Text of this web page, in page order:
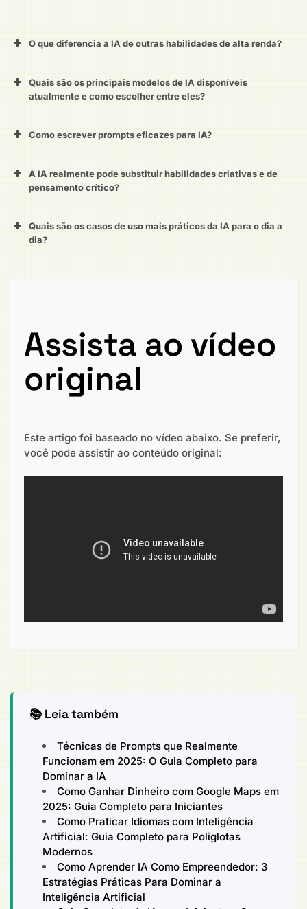
O que diferencia a IA de outras habilidades de alta renda?
Quais são os principais modelos de IA disponíveis
atualmente e como escolher entre eles?
Como escrever prompts eficazes para IA?
A IA realmente pode substituir habilidades criativas e de
pensamento crítico?
Quais são os casos de uso mais práticos da IA para o dia a
dia?
Assista ao vídeo
original
Este artigo foi baseado no vídeo abaixo. Se preferir,
você pode assistir ao conteúdo original:
📚 Leia também
Técnicas de Prompts que Realmente
Funcionam em 2025: O Guia Completo para
Dominar a IA
Como Ganhar Dinheiro com Google Maps em
2025: Guia Completo para Iniciantes
Como Praticar Idiomas com Inteligência
Artificial: Guia Completo para Poliglotas
Modernos
Como Aprender IA Como Empreendedor: 3
Estratégias Práticas Para Dominar a
Inteligência Artificial